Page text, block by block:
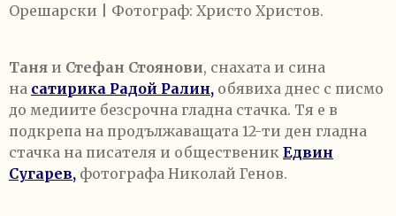
Орешарски | Фотограф: Христо Христов.
Таня и Стефан Стоянови, снахата и сина
на сатирика Радой Ралин, обявиха днес с писмо
до медиите безсрочна гладна стачка. Тя е в
подкрепа на продължаващата 12-ти ден гладна
стачка на писателя и общественик Едвин
Сугарев, фотографа Николай Генов.